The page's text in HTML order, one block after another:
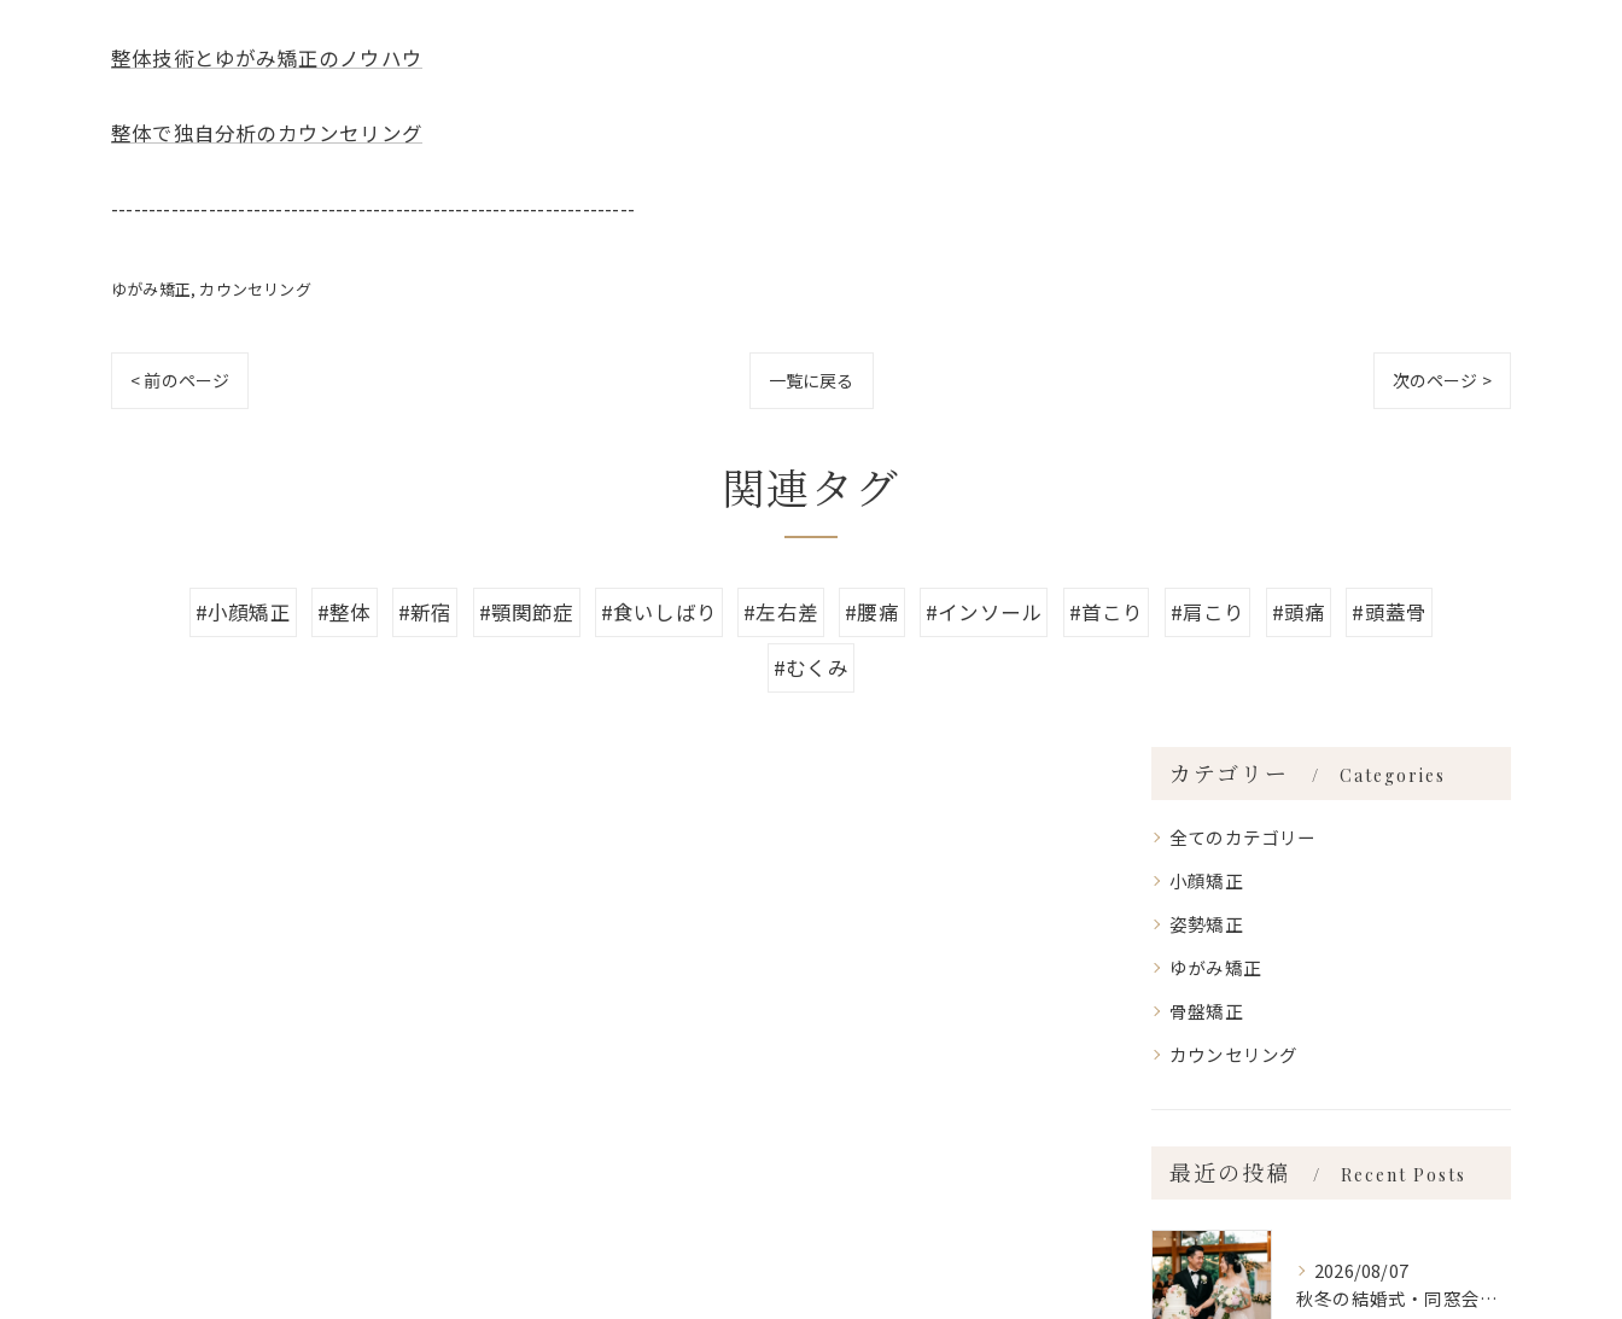
整体技術とゆがみ矯正のノウハウ
整体で独自分析のカウンセリング
----------------------------------------------------------------------
ゆがみ矯正 カウンセリング
< 前のページ 一覧に戻る 次のページ >
関連タグ
#小顔矯正 #整体 #新宿 #顎関節症 #食いしばり #左右差 #腰痛 #インソール #首こり #肩こり #頭痛
#頭蓋骨
#むくみ
カテゴリー Categories
全てのカテゴリー
小顔矯正
姿勢矯正
ゆがみ矯正
骨盤矯正
カウンセリング
最近の投稿 Recent Posts
2026/08/07
秋冬の結婚式・同窓会に間に合わせるなら「今」始めるべき理由 ailes式 before・after 新宿・食いしばり・骨盤矯正・小顔矯正・顎関節症・顔の左右差ならailesシンメトリー矯正院